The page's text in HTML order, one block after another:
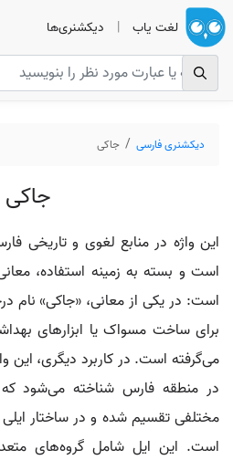
لغت یاب | دیکشنری‌ها
دیکشنری فارسی جاکی
جاکی
این واژه در منابع لغوی و تاریخی
است و بسته به زمینه استفاده،
است: در یکی از معانی، «جاکی»
برای ساخت مسواک یا ابزارهای
می‌گرفته است. در کاربرد دیگری، این
در منطقه فارس شناخته می‌شود
مختلفی تقسیم شده و در ساختار
است. این ایل شامل گروه‌های